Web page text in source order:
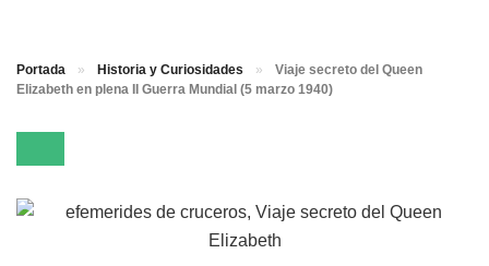
Portada » Historia y Curiosidades »
Viaje secreto del Queen
Elizabeth en plena II Guerra Mundial (5 marzo 1940)